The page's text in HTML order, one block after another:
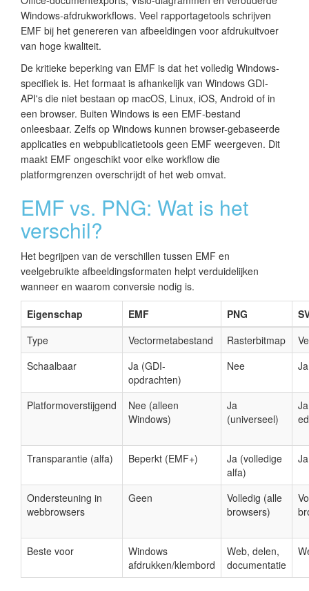
Windows-afdrukworkflows. Veel rapportagetools schrijven
EMF bij het genereren van afbeeldingen voor afdrukuitvoer
van hoge kwaliteit.
De kritieke beperking van EMF is dat het volledig Windows-
specifiek is. Het formaat is afhankelijk van Windows GDI-
API's die niet bestaan op macOS, Linux, iOS, Android of in
een browser. Buiten Windows is een EMF-bestand
onleesbaar. Zelfs op Windows kunnen browser-gebaseerde
applicaties en webpublicatietools geen EMF weergeven. Dit
maakt EMF ongeschikt voor elke workflow die
platformgrenzen overschrijdt of het web omvat.
EMF vs. PNG: Wat is het
verschil?
Het begrijpen van de verschillen tussen EMF en
veelgebruikte afbeeldingsformaten helpt verduidelijken
wanneer en waarom conversie nodig is.
Eigenschap
EMF PNG
Type
Vectormetabestand Rasterbitmap
Schaalbaar
Ja (GDI-
opdrachten)
Nee Ja
Platformoverstijgend
Nee (alleen
Windows)
Ja
(universeel)
Transparantie (alfa) Beperkt (EMF+)
Ja (volledige
alfa)
Ja
Ondersteuning in
webbrowsers
Geen
Volledig (alle
browsers)
Beste voor
Windows
afdrukken/klembord
Web, delen,
documentatie